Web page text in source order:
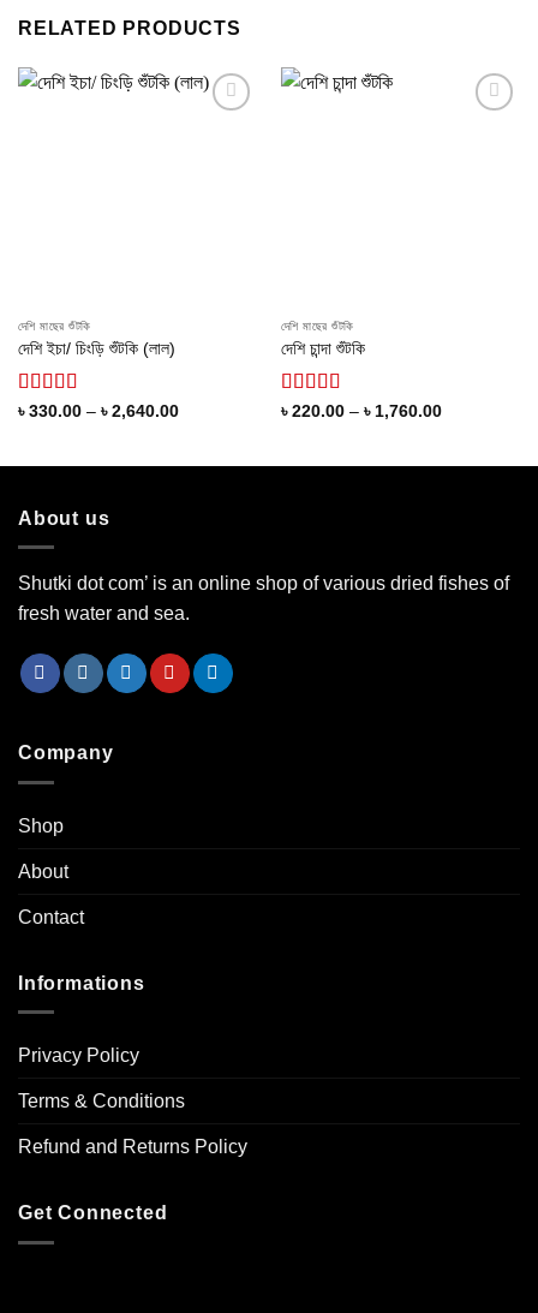
RELATED PRODUCTS
দেশি মাছের শুঁটকি
দেশি ইচা/ চিংড়ি শুঁটকি (লাল)
Rated
৳ 330.00 – ৳ 2,640.00Price
দেশি মাছের শুঁটকি
দেশি চান্দা শুঁটকি
Rated
৳ 220.00 – ৳ 1,760.00Price
About us
Shutki dot com’ is an online shop of various dried fishes of
fresh water and sea.
Company
Shop
About
Contact
Informations
Privacy Policy
Terms & Conditions
Refund and Returns Policy
Get Connected